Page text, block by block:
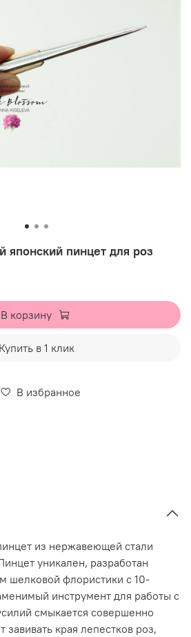
японский пинцет для роз
В избранное
В корзину
Купить в 1 клик
из нержавеющей стали
уникален, разработан
шелковой флористики с 10-
инструмент для работы с
смыкается совершенно
завивать края лепестков роз,